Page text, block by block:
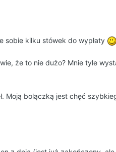
sobie kilku stówek do wypłaty
że to nie dużo? Mnie tyle
Moją bolączką jest chęć